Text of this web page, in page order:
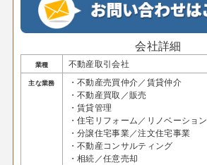
会社詳細
業種 不動産取引会社
主な業務
・不動産売買仲介／賃貸仲介
・不動産買取／販売
・賃貸管理
・住宅リフォーム／リノベーション
・分譲住宅事業／注文住宅事業
・不動産コンサルティング
・相続／任意売却